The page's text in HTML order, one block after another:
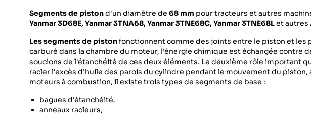
Segments de pistond'un diamètre de 68 mm pour tracteurs et autres
Yanmar 3D68E, Yanmar 3TNA68, Yanmar 3TNE68C, Yanmar 3TNE68Let autres
Les segments de pistonfonctionnent comme des joints entre le piston et les
carburé dans la chambre du moteur, l'énergie chimique est échangée contre
soucions de l'étanchéité de ces deux éléments. Le deuxième rôle important
racler l'excès d'huile des parois du cylindre pendant le mouvement du
moteurs à combustion, il existe trois types de segments de base :
bagues d'étanchéité,
anneaux racleurs,